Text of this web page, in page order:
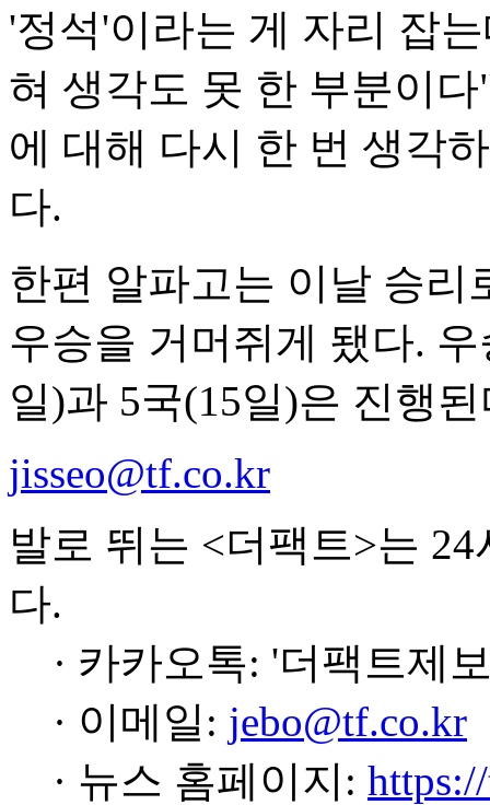
'정석'이라는 게 자리 잡
혀 생각도 못 한 부분이
에 대해 다시 한 번 생각
다.
한편 알파고는 이날 승리
우승을 거머쥐게 됐다.
일)과 5국(15일)은 진행
jisseo@tf.co.kr
발로 뛰는 <더팩트>는
다.
· 카카오톡: '더팩트제
· 이메일: jebo@tf.co.kr
· 뉴스 홈페이지: